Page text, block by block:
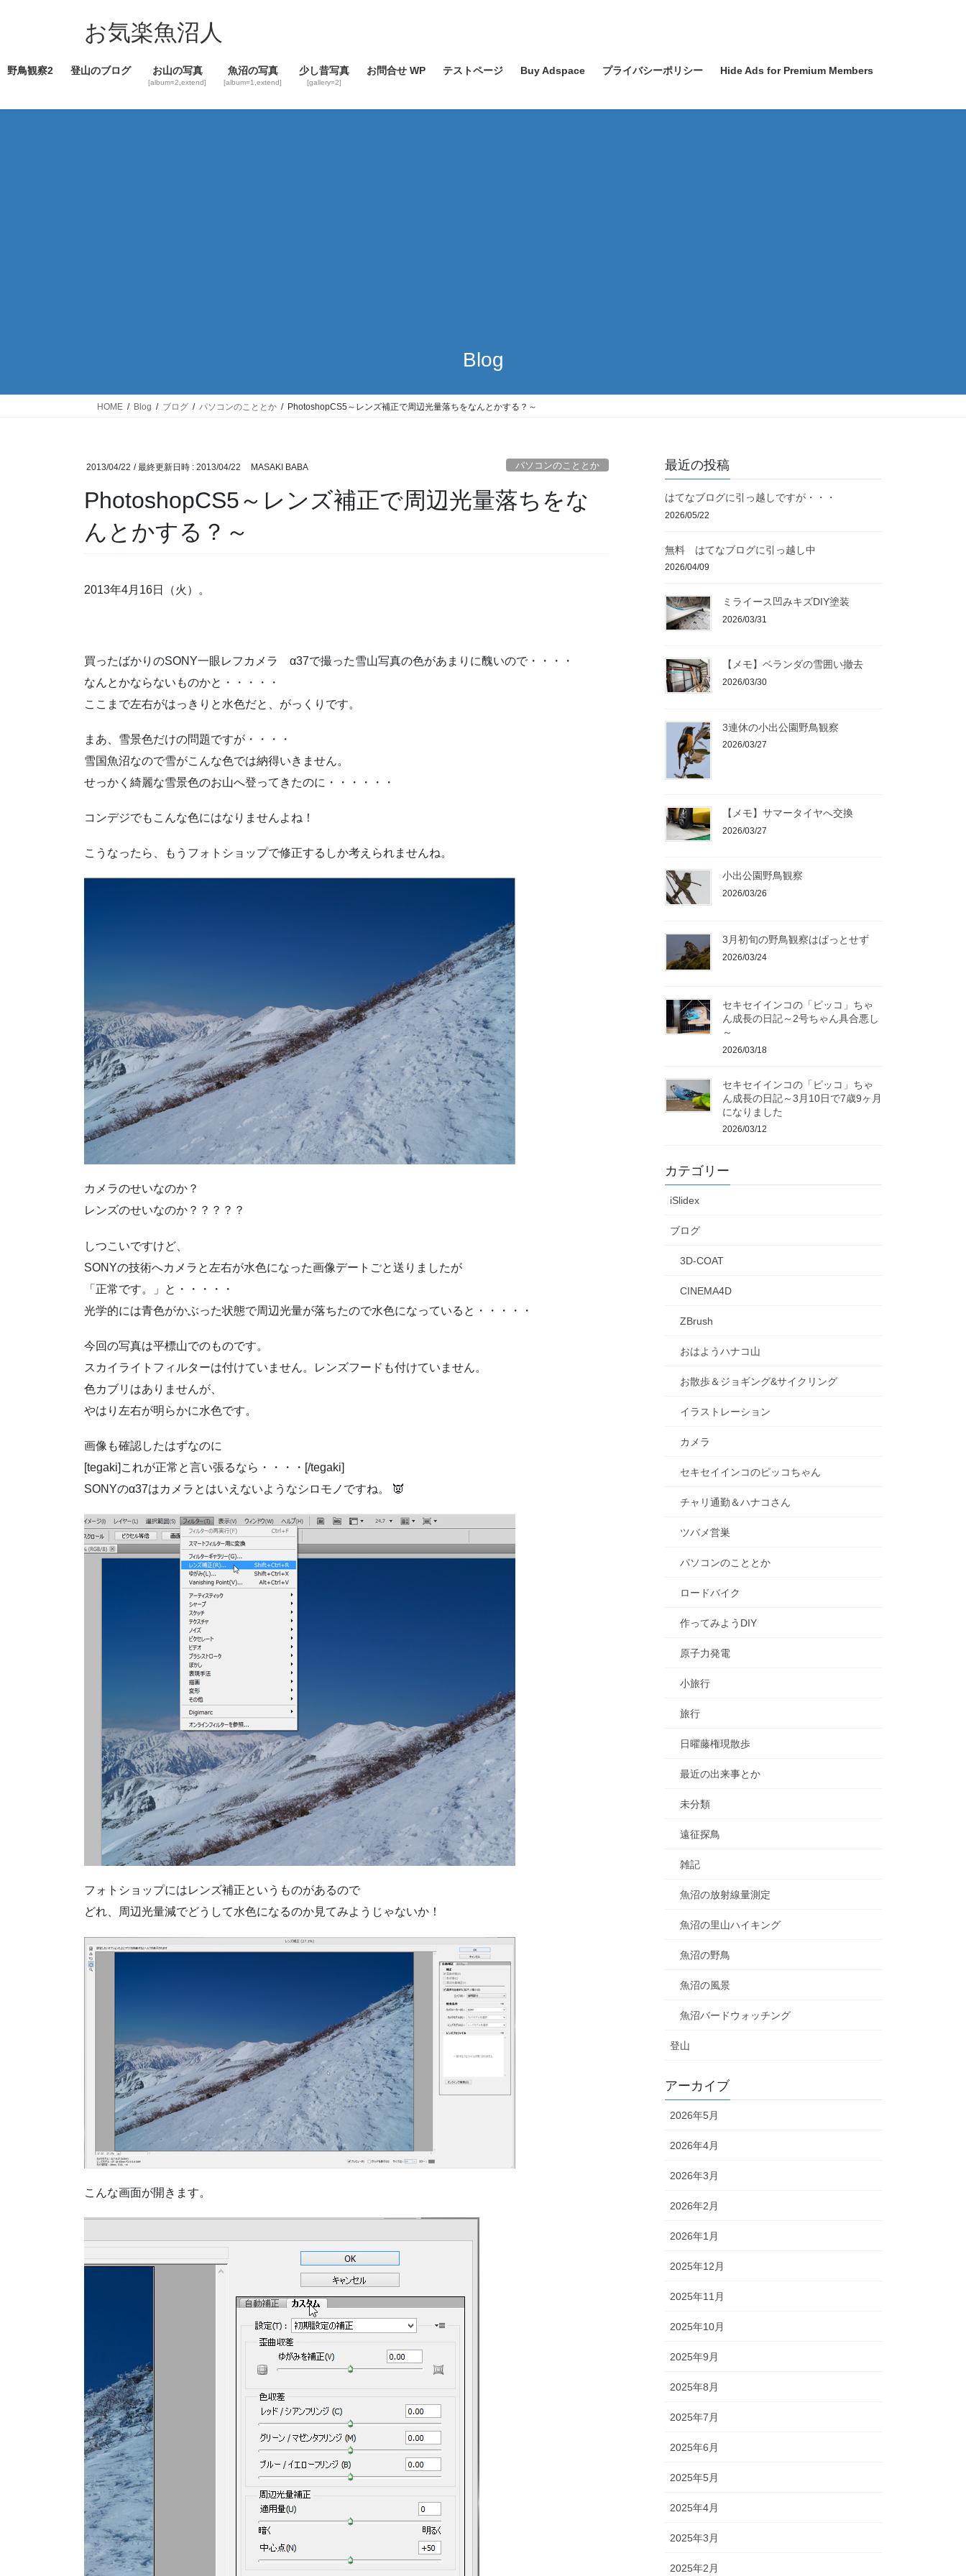
ツ
ス
シ
ン
お気楽魚沼人
野鳥観察2 登山のブログ お山の写真
[album=2,extend]
魚沼の写真
[album=1,extend]
少し昔写真
[gallery=2]
お問合せ WP テストページ Buy Adspace プライバシーポリシー Hide Ads for Premium Members
Blog
HOME Blog ブログ パソコンのこととか PhotoshopCS5～レンズ補正で周辺光量落ちをなんとかする？～
2013/04/22 / 最終更新日時 : 2013/04/22 MASAKI BABA パソコンのこととか
PhotoshopCS5～レンズ補正で周辺光量落ちをな
んとかする？～
2013年4月16日（火）。
買ったばかりのSONY一眼レフカメラ α37で撮った雪山写真の色があまりに醜いので・・・・
なんとかならないものかと・・・・・
ここまで左右がはっきりと水色だと、がっくりです。
まあ、雪景色だけの問題ですが・・・・
雪国魚沼なので雪がこんな色では納得いきません。
せっかく綺麗な雪景色のお山へ登ってきたのに・・・・・・
コンデジでもこんな色にはなりませんよね！
こうなったら、もうフォトショップで修正するしか考えられませんね。
カメラのせいなのか？
レンズのせいなのか？？？？？
しつこいですけど、
SONYの技術へカメラと左右が水色になった画像デートごと送りましたが
「正常です。」と・・・・・
光学的には青色がかぶった状態で周辺光量が落ちたので水色になっていると・・・・・
今回の写真は平標山でのものです。
スカイライトフィルターは付けていません。レンズフードも付けていません。
色カブリはありませんが、
やはり左右が明らかに水色です。
画像も確認したはずなのに
[tegaki]これが正常と言い張るなら・・・・[/tegaki]
SONYのα37はカメラとはいえないようなシロモノですね。 👿
フォトショップにはレンズ補正というものがあるので
どれ、周辺光量減でどうして水色になるのか見てみようじゃないか！
こんな画面が開きます。
最近の投稿
はてなブログに引っ越しですが・・・
2026/05/22
無料 はてなブログに引っ越し中
2026/04/09
ミライース凹みキズDIY塗装
2026/03/31
【メモ】ベランダの雪囲い撤去
2026/03/30
3連休の小出公園野鳥観察
2026/03/27
【メモ】サマータイヤへ交換
2026/03/27
小出公園野鳥観察
2026/03/26
3月初旬の野鳥観察はぱっとせず
2026/03/24
セキセイインコの「ピッコ」ちゃ
ん成長の日記～2号ちゃん具合悪し
～
2026/03/18
セキセイインコの「ピッコ」ちゃ
ん成長の日記～3月10日で7歳9ヶ月
になりました
2026/03/12
カテゴリー
iSlidex
ブログ
3D-COAT
CINEMA4D
ZBrush
おはようハナコ山
お散歩＆ジョギング&サイクリング
イラストレーション
カメラ
セキセイインコのピッコちゃん
チャリ通勤＆ハナコさん
ツバメ営巣
パソコンのこととか
ロードバイク
作ってみようDIY
原子力発電
小旅行
旅行
日曜藤権現散歩
最近の出来事とか
未分類
遠征探鳥
雑記
魚沼の放射線量測定
魚沼の里山ハイキング
魚沼の野鳥
魚沼の風景
魚沼バードウォッチング
登山
アーカイブ
2026年5月
2026年4月
2026年3月
2026年2月
2026年1月
2025年12月
2025年11月
2025年10月
2025年9月
2025年8月
2025年7月
2025年6月
2025年5月
2025年4月
2025年3月
2025年2月